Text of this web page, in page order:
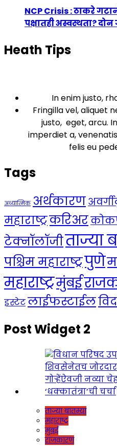
NCP Crisis : ठाकरे
पक्षातही अस्वस्थता?
Heath Tips
In enim justo,
Fringilla vel, aliquet
justo, eget, arcu.
imperdiet a,
felis eu
Tags
अध्यात्मिक अर्थकारण
महाराष्ट्रकरिअर
टेक्नॉलॉजीताज्या
पश्चिम महाराष्ट्रपुणे
महाराष्ट्रमुंबई
इस्टेटलाईफस्टाईल
Post Widget 2
ताज्या बातम्या
महाराष्ट्र
मुंबई
राजकारण